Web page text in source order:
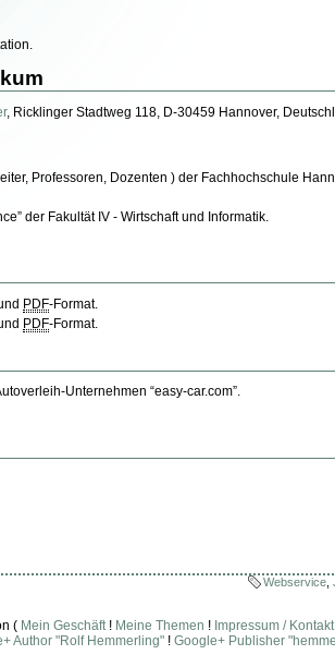
, Ricklinger Stadtweg 118, D-30459 Hannover,
Professoren, Dozenten ) der Fachhochschule
der Fakultät IV - Wirtschaft und Informatik.
PDF-Format.
PDF-Format.
Unternehmen “easy-car.com”.
Webservice
( Mein Geschäft! Meine Themen ! Impressum / Kontakt
Author "Rolf Hemmerling" ! Google+ Publisher